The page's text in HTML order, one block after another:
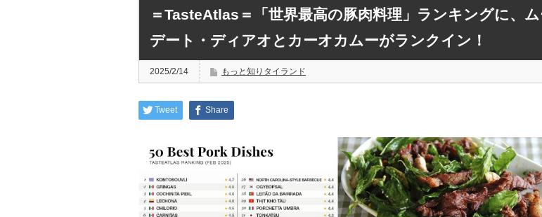
＝TasteAtlas＝「世界最高の豚肉料理」ランキングに、ム
デート・ディアオとカーオカムーがランクイン！
2025/2/14 もっと知りタイランド
Tweet Share